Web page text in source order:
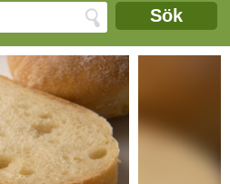
Sök